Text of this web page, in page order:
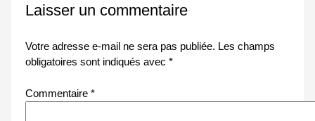
Laisser un commentaire
Votre adresse e-mail ne sera pas publiée. Les champs
obligatoires sont indiqués avec*
Commentaire*